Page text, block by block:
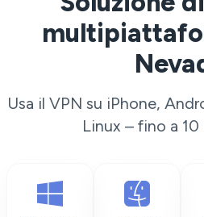
Usa il VPN su iPhone,
Linux – fino a